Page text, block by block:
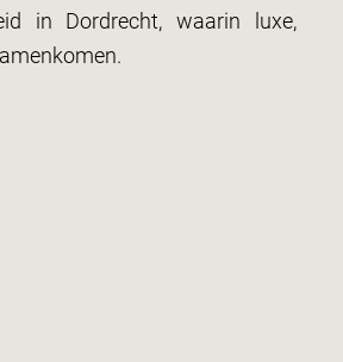
in Dordrecht, waarin luxe,